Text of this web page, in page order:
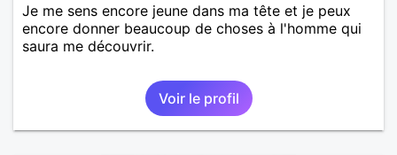
Je me sens encore jeune dans ma tête et je peux
encore donner beaucoup de choses à l'homme qui
saura me découvrir.
Voir le profil